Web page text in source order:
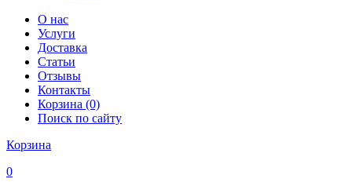
О нас
Услуги
Доставка
Статьи
Отзывы
Контакты
Корзина (0)
Поиск по сайту
Корзина
0